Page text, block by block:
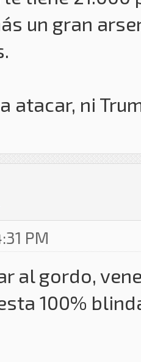
un gran
atacar, ni
PM
al gordo,
100%